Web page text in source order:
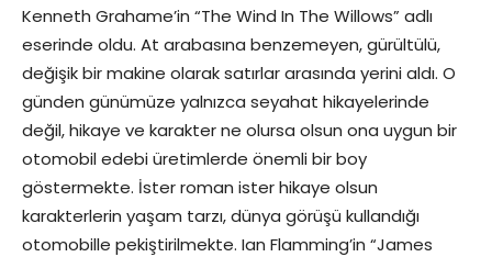
Kenneth Grahame’in “The Wind In The Willows” adlı
eserinde oldu. At arabasına benzemeyen, gürültülü,
değişik bir makine olarak satırlar arasında yerini aldı. O
günden günümüze yalnızca seyahat hikayelerinde
değil, hikaye ve karakter ne olursa olsun ona uygun bir
otomobil edebi üretimlerde önemli bir boy
göstermekte. İster roman ister hikaye olsun
karakterlerin yaşam tarzı, dünya görüşü kullandığı
otomobille pekiştirilmekte. Ian Flamming’in “James